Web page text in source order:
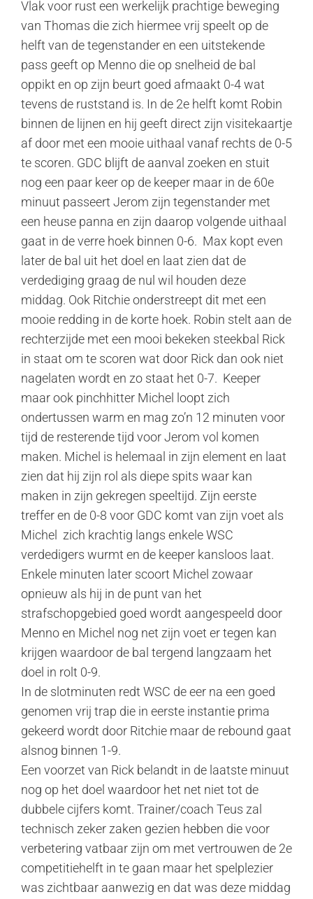
Vlak voor rust een werkelijk prachtige beweging
van Thomas die zich hiermee vrij speelt op de
helft van de tegenstander en een uitstekende
pass geeft op Menno die op snelheid de bal
oppikt en op zijn beurt goed afmaakt 0-4 wat
tevens de ruststand is. In de 2e helft komt Robin
binnen de lijnen en hij geeft direct zijn visitekaartje
af door met een mooie uithaal vanaf rechts de 0-5
te scoren. GDC blijft de aanval zoeken en stuit
nog een paar keer op de keeper maar in de 60e
minuut passeert Jerom zijn tegenstander met
een heuse panna en zijn daarop volgende uithaal
gaat in de verre hoek binnen 0-6. Max kopt even
later de bal uit het doel en laat zien dat de
verdediging graag de nul wil houden deze
middag. Ook Ritchie onderstreept dit met een
mooie redding in de korte hoek. Robin stelt aan de
rechterzijde met een mooi bekeken steekbal Rick
in staat om te scoren wat door Rick dan ook niet
nagelaten wordt en zo staat het 0-7. Keeper
maar ook pinchhitter Michel loopt zich
ondertussen warm en mag zo’n 12 minuten voor
tijd de resterende tijd voor Jerom vol komen
maken. Michel is helemaal in zijn element en laat
zien dat hij zijn rol als diepe spits waar kan
maken in zijn gekregen speeltijd. Zijn eerste
treffer en de 0-8 voor GDC komt van zijn voet als
Michel zich krachtig langs enkele WSC
verdedigers wurmt en de keeper kansloos laat.
Enkele minuten later scoort Michel zowaar
opnieuw als hij in de punt van het
strafschopgebied goed wordt aangespeeld door
Menno en Michel nog net zijn voet er tegen kan
krijgen waardoor de bal tergend langzaam het
doel in rolt 0-9.
In de slotminuten redt WSC de eer na een goed
genomen vrij trap die in eerste instantie prima
gekeerd wordt door Ritchie maar de rebound gaat
alsnog binnen 1-9.
Een voorzet van Rick belandt in de laatste minuut
nog op het doel waardoor het net niet tot de
dubbele cijfers komt. Trainer/coach Teus zal
technisch zeker zaken gezien hebben die voor
verbetering vatbaar zijn om met vertrouwen de 2e
competitiehelft in te gaan maar het spelplezier
was zichtbaar aanwezig en dat was deze middag